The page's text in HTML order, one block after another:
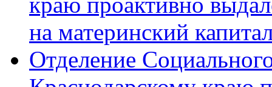
на материнский
Отделение